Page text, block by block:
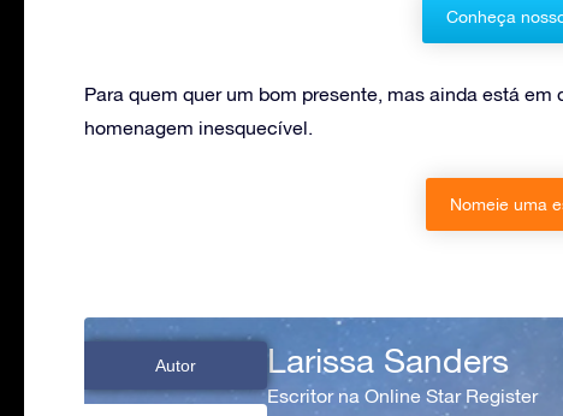
Conheça
Para quem quer um bom presente, mas ainda está
homenagem inesquecível.
Nomeie uma
Autor Larissa Sanders
Escritor na Online Star Register